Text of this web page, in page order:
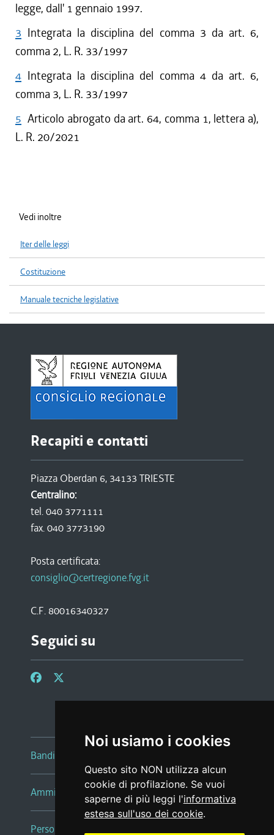
Noi usiamo i cookies
Questo sito NON utilizza alcun
cookie di profilazione. Se vuoi
saperne di più leggi l'informativa
estesa sull'uso dei cookie.
legge, dall' 1 gennaio 1997.
3 Integrata la disciplina del comma 3 da art. 6,
comma 2, L. R. 33/1997
4 Integrata la disciplina del comma 4 da art. 6,
comma 3, L. R. 33/1997
5 Articolo abrogato da art. 64, comma 1, lettera a),
L. R. 20/2021
Vedi inoltre
Iter delle leggi
Costituzione
Manuale tecniche legislative
Recapiti e contatti
Piazza Oberdan 6, 34133 TRIESTE
Centralino:
tel. 040 3771111
fax. 040 3773190
Posta certificata:
consiglio@certregione.fvg.it
C.F. 80016340327
Seguici su
Bandi e avvisi
Amministrazione trasparente
Persone e Uffici